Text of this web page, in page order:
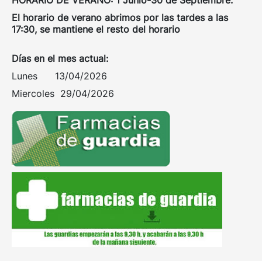
El horario de verano abrimos por las tardes a las
17:30, se mantiene el resto del horario
Días en el mes actual:
Lunes 13/04/2026
Miercoles 29/04/2026